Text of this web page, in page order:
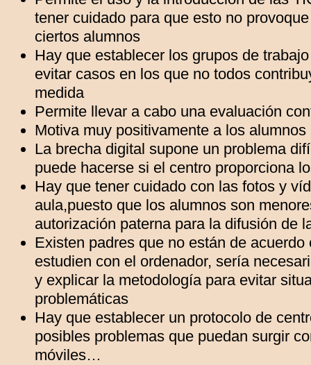
tener cuidado para que esto no
ciertos alumnos
Hay que establecer los grupos de
evitar casos en los que no todos
medida
Permite llevar a cabo una evaluación
Motiva muy positivamente a los alumnos
La brecha digital supone un problema
puede hacerse si el centro proporciona
Hay que tener cuidado con las fotos y
aula,puesto que los alumnos son
autorización paterna para la difusión de
Existen padres que no están de
estudien con el ordenador, sería
y explicar la metodología para evitar
problemáticas
Hay que establecer un protocolo de
posibles problemas que puedan surgir
móviles…